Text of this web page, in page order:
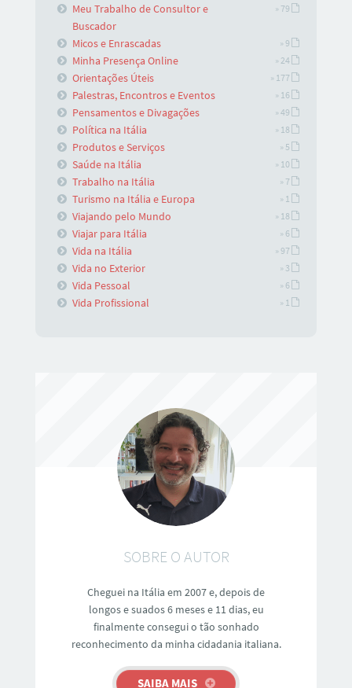
Meu Trabalho de Consultor e
Buscador
» 79
Micos e Enrascadas » 9
Minha Presença Online » 24
Orientações Úteis » 177
Palestras, Encontros e Eventos » 16
Pensamentos e Divagações » 49
Política na Itália » 18
Produtos e Serviços » 5
Saúde na Itália » 10
Trabalho na Itália » 7
Turismo na Itália e Europa » 1
Viajando pelo Mundo » 18
Viajar para Itália » 6
Vida na Itália » 97
Vida no Exterior » 3
Vida Pessoal » 6
Vida Profissional » 1
SOBRE O AUTOR
Cheguei na Itália em 2007 e, depois de
longos e suados 6 meses e 11 dias, eu
finalmente consegui o tão sonhado
reconhecimento da minha cidadania italiana.
SAIBA MAIS